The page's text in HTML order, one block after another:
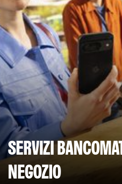
SERVIZI
NEGOZIO